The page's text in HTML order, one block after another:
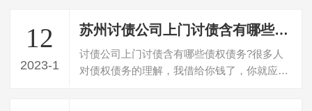
12
2023-1
苏州讨债公司上门讨债含有哪些债权债务
讨债公司上门讨债含有哪些债权债务?很多人
对债权债务的理解，我借给你钱了，你就应该